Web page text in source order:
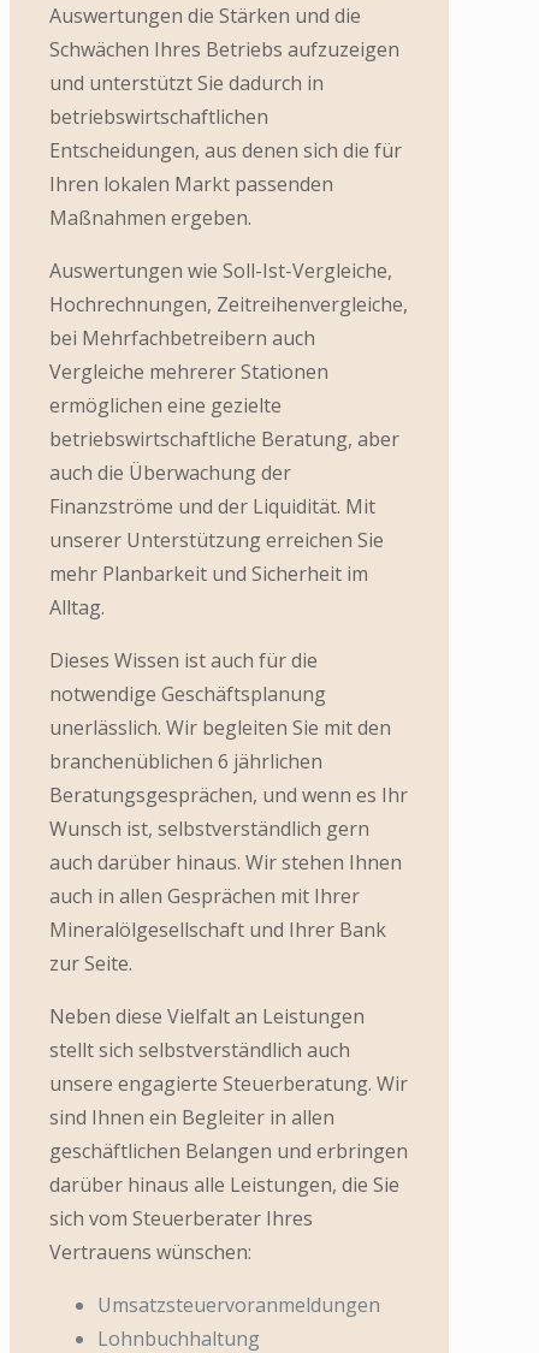
Auswertungen die Stärken und die
Schwächen Ihres Betriebs aufzuzeigen
und unterstützt Sie dadurch in
betriebswirtschaftlichen
Entscheidungen, aus denen sich die für
Ihren lokalen Markt passenden
Maßnahmen ergeben.
Auswertungen wie Soll-Ist-Vergleiche,
Hochrechnungen, Zeitreihenvergleiche,
bei Mehrfachbetreibern auch
Vergleiche mehrerer Stationen
ermöglichen eine gezielte
betriebswirtschaftliche Beratung, aber
auch die Überwachung der
Finanzströme und der Liquidität. Mit
unserer Unterstützung erreichen Sie
mehr Planbarkeit und Sicherheit im
Alltag.
Dieses Wissen ist auch für die
notwendige Geschäftsplanung
unerlässlich. Wir begleiten Sie mit den
branchenüblichen 6 jährlichen
Beratungsgesprächen, und wenn es Ihr
Wunsch ist, selbstverständlich gern
auch darüber hinaus. Wir stehen Ihnen
auch in allen Gesprächen mit Ihrer
Mineralölgesellschaft und Ihrer Bank
zur Seite.
Neben diese Vielfalt an Leistungen
stellt sich selbstverständlich auch
unsere engagierte Steuerberatung. Wir
sind Ihnen ein Begleiter in allen
geschäftlichen Belangen und erbringen
darüber hinaus alle Leistungen, die Sie
sich vom Steuerberater Ihres
Vertrauens wünschen:
Umsatzsteuervoranmeldungen
Lohnbuchhaltung